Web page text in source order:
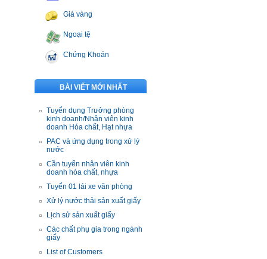
Giá vàng
Ngoại tệ
Chứng Khoán
BÀI VIẾT MỚI NHẤT
Tuyển dụng Trưởng phòng
kinh doanh/Nhân viên kinh
doanh Hóa chất, Hạt nhựa
PAC và ứng dụng trong xử lý
nước
Cần tuyển nhân viên kinh
doanh hóa chất, nhựa
Tuyển 01 lái xe văn phòng
Xử lý nước thải sản xuất giấy
Lịch sử sản xuất giấy
Các chất phụ gia trong ngành
giấy
List of Customers